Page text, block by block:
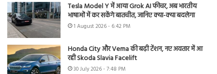
Tesla Model Y में आया Grok AI फीचर, अब भारतीय
भाषाओं में कर सकेंगे बातचीत, जानिए क्या-क्या बदलेगा
1 August 2026 - 6:42 PM
Honda City और Verna की बढ़ी टेंशन, नए अवतार में आ
रही Skoda Slavia Facelift
30 July 2026 - 7:48 PM